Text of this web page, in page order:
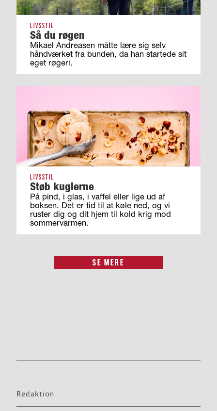
LIVSSTIL
Så du røgen
Mikael Andreasen måtte lære sig selv
håndværket fra bunden, da han startede sit
eget røgeri.
LIVSSTIL
Støb kuglerne
På pind, i glas, i vaffel eller lige ud af
boksen. Det er tid til at køle ned, og vi
ruster dig og dit hjem til kold krig mod
sommervarmen.
SE MERE
Redaktion